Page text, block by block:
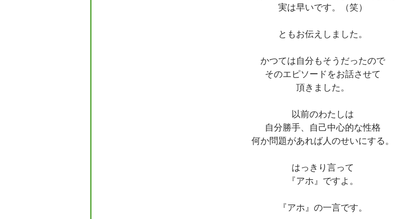
実は早いです。（笑）
ともお伝えしました。
かつては自分もそうだったので
そのエピソードをお話させて
頂きました。
以前のわたしは
自分勝手、自己中心的な性格
何か問題があれば人のせいにする。
はっきり言って
『アホ』ですよ。
『アホ』の一言です。